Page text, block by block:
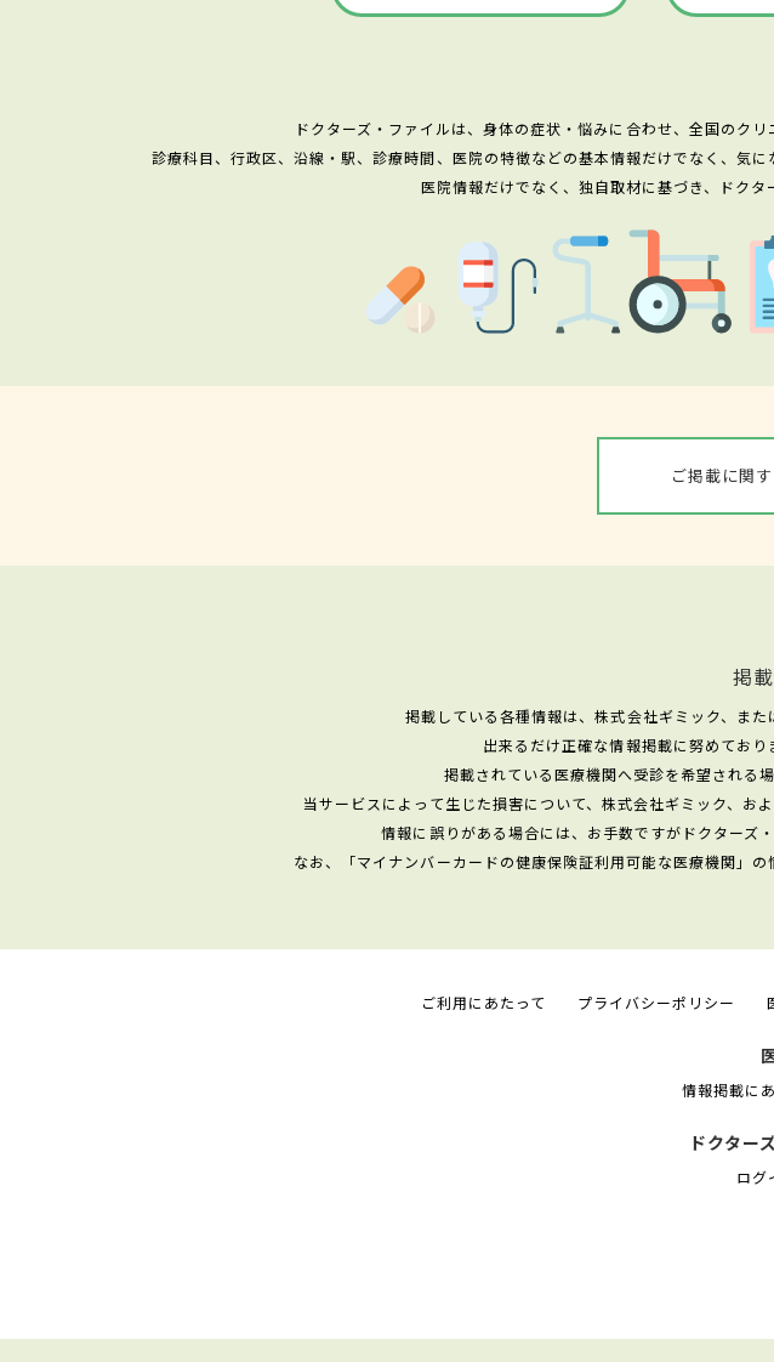
ドクターズ・ファイルは、身体の症状・悩みに合わせ、全国のク
診療科目、行政区、沿線・駅、診療時間、医院の特徴などの基本情報だけでなく、気
医院情報だけでなく、独自取材に基づき、ドク
ご掲載に関
掲
掲載している各種情報は、株式会社ギミック、ま
出来るだけ正確な情報掲載に努めており
掲載されている医療機関へ受診を希望される
当サービスによって生じた損害について、株式会社ギミック、お
情報に誤りがある場合には、お手数ですがドクターズ
なお、「マイナンバーカードの健康保険証利用可能な医療機関」
ご利用にあたって プライバシーポリシー
情報掲載に
ドクター
ログ